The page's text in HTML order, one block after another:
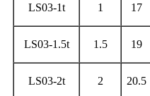
LS03-1t 1 17
LS03-1.5t 1.5 19
LS03-2t 2 20.5